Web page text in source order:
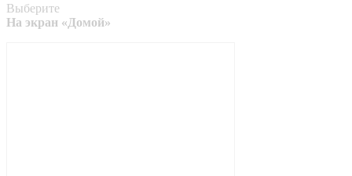
Выберите
На экран «Домой»